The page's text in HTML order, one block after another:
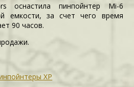
оснастила пинпойнтер Mi-6
емкости, за счет чего время
90 часов.
XP